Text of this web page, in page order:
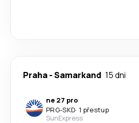
Praha-Samarkand 15 dni
ne 27 pro
PRG-SKD· 1 přestup
SunExpress